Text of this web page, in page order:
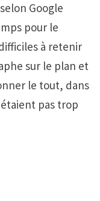
Google
pour le
à retenir
sur le plan et
le tout, dans
pas trop